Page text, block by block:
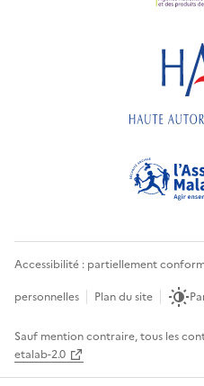
Accessibilité : partiellement
personnelles
Plan du site
Sauf mention contraire, tous les
etalab-2.0